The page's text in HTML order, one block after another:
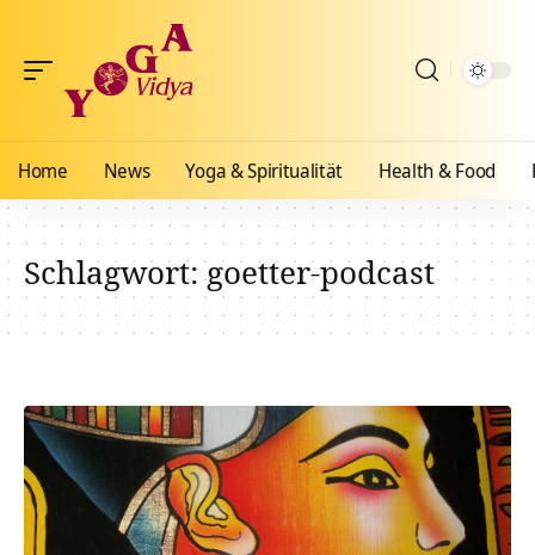
Home News Yoga & Spiritualität Health & Food
Schlagwort:goetter-podcast